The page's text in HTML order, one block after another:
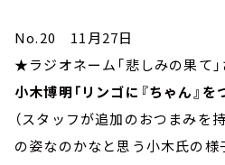
No.20 11月27日
★ラジオネーム「悲しみの果て
小木博明「リンゴに『ちゃん』を
（スタッフが追加のおつまみを
の姿なのかなと思う小木氏の様